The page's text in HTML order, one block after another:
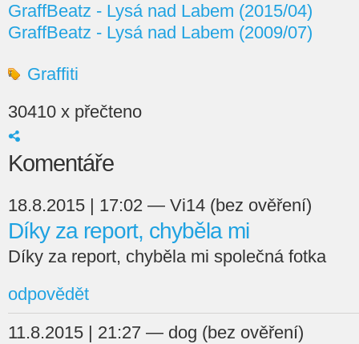
GraffBeatz - Lysá nad Labem (2015/04)
GraffBeatz - Lysá nad Labem (2009/07)
Graffiti
30410 x přečteno
Komentáře
18.8.2015 | 17:02 — Vi14 (bez ověření)
Díky za report, chyběla mi
Díky za report, chyběla mi společná fotka
odpovědět
11.8.2015 | 21:27 — dog (bez ověření)